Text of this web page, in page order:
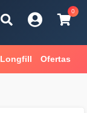
0
Longfill Ofertas